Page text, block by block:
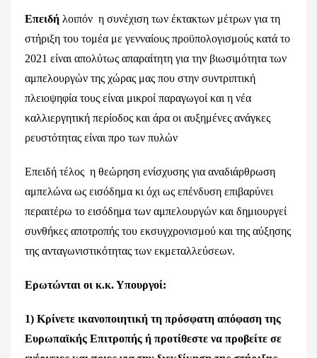
Επειδή λοιπόν η συνέχιση των έκτακτων μέτρων για τη
στήριξη του τομέα με γενναίους προϋπολογισμούς κατά το
2021 είναι απολύτως απαραίτητη για την βιωσιμότητα των
αμπελουργών της χώρας μας που στην συντριπτική
πλειοψηφία τους είναι μικροί παραγωγοί και η νέα
καλλιεργητική περίοδος και άρα οι αυξημένες ανάγκες
ρευστότητας είναι προ των πυλών
Επειδή τέλος η θεώρηση ενίσχυσης για αναδιάρθρωση
αμπελώνα ως εισόδημα κι όχι ως επένδυση επιβαρύνει
περαιτέρω το εισόδημα των αμπελουργών και δημιουργεί
συνθήκες αποτροπής του εκσυγχρονισμού και της αύξησης
της ανταγωνιστικότητας των εκμεταλλεύσεων.
Ερωτώνται οι κ.κ. Υπουργοί:
1) Κρίνετε ικανοποιητική τη πρόσφατη απόφαση της
Ευρωπαϊκής Επιτροπής ή προτίθεστε να προβείτε σε